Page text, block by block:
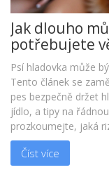
Jak dlouho
potřebujete
Psí hladovka může
Tento článek se
pes bezpečně držet
jídlo, a tipy na
prozkoumejte, jaká
podniknout k udržení
Číst více